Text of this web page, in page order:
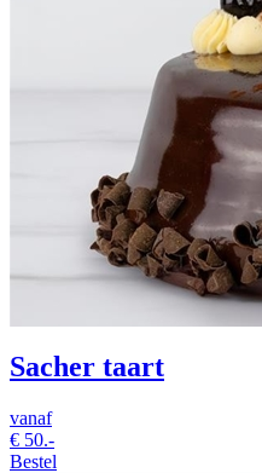
Sacher taart
vanaf
€ 50.-
Bestel